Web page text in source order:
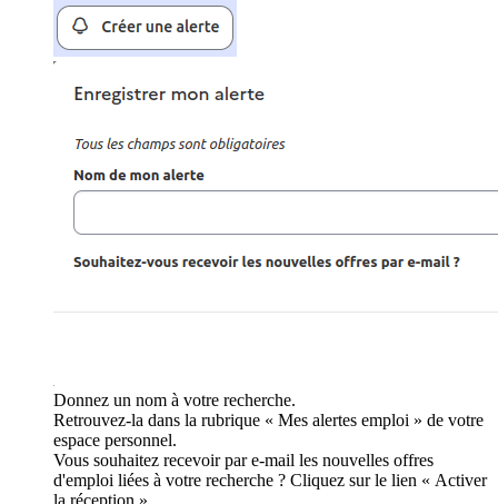
Donnez un nom à votre recherche.
Retrouvez-la dans la rubrique « Mes alertes emploi » de votre
espace personnel.
Vous souhaitez recevoir par e-mail les nouvelles offres
d'emploi liées à votre recherche ? Cliquez sur le lien « Activer
la réception ».